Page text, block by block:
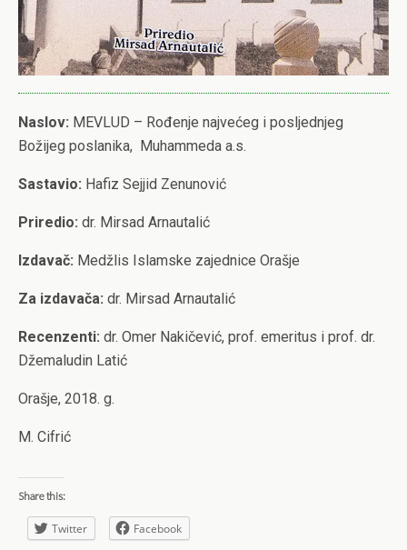
Naslov: MEVLUD – Rođenje najvećeg i posljednjeg
Božijeg poslanika, Muhammeda a.s.
Sastavio: Hafiz Sejjid Zenunović
Priredio: dr. Mirsad Arnautalić
Izdavač: Medžlis Islamske zajednice Orašje
Za izdavača: dr. Mirsad Arnautalić
Recenzenti: dr. Omer Nakičević, prof. emeritus i prof. dr.
Džemaludin Latić
Orašje, 2018. g.
M. Cifrić
Share this:
Twitter Facebook